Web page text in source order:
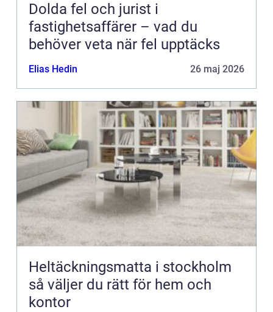
Dolda fel och jurist i
fastighetsaffärer – vad du
behöver veta när fel upptäcks
Elias Hedin 26 maj 2026
Heltäckningsmatta i stockholm
så väljer du rätt för hem och
kontor